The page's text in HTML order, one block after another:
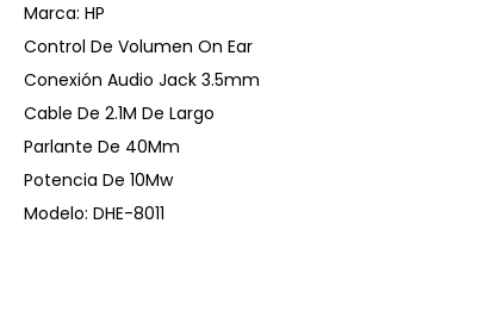
Marca: HP
Control De Volumen On Ear
Conexión Audio Jack 3.5mm
Cable De 2.1M De Largo
Parlante De 40Mm
Potencia De 10Mw
Modelo: DHE-8011